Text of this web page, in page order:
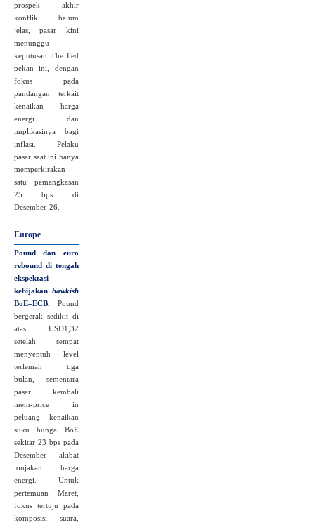
prospek akhir
konflik belum
jelas, pasar kini
menunggu
keputusan The Fed
pekan ini, dengan
fokus pada
pandangan terkait
kenaikan harga
energi dan
implikasinya bagi
inflasi. Pelaku
pasar saat ini hanya
memperkirakan
satu pemangkasan
25 bps di
Desember-26.
Europe
Pound dan euro
rebound di tengah
ekspektasi
kebijakan hawkish
BoE–ECB.
Pound
bergerak sedikit di
atas USD1,32
setelah sempat
menyentuh level
terlemah tiga
bulan, sementara
pasar kembali
mem‑price in
peluang kenaikan
suku bunga BoE
sekitar 23 bps pada
Desember akibat
lonjakan harga
energi. Untuk
pertemuan Maret,
fokus tertuju pada
komposisi suara,